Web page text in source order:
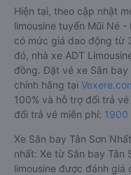
Hiện tại, theo cập nhật
limousine tuyến Mũi Né -
có mức giá dao động từ
đó, nhà xe ADT
đồng. Đặt vé xe Sân bay
chính hãng tại
100% và hỗ trợ đổi trả
đổi trả vé miễn phí:
Xe Sân bay Tân Sơn
nhất: Xe từ Sân bay Tân
limousine được đánh giá